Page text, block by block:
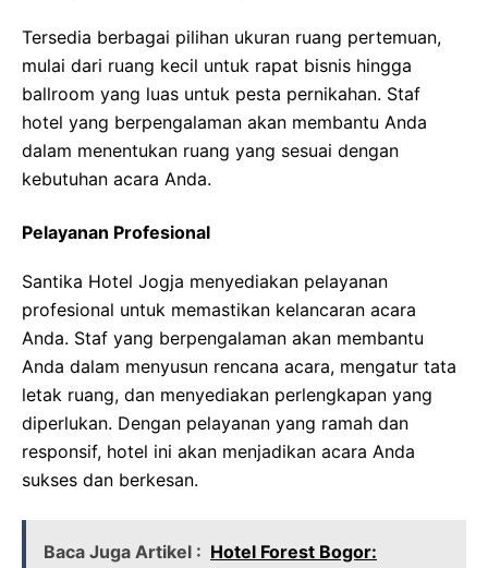
Tersedia berbagai pilihan ukuran ruang pertemuan,
mulai dari ruang kecil untuk rapat bisnis hingga
ballroom yang luas untuk pesta pernikahan. Staf
hotel yang berpengalaman akan membantu Anda
dalam menentukan ruang yang sesuai dengan
kebutuhan acara Anda.
Pelayanan Profesional
Santika Hotel Jogja menyediakan pelayanan
profesional untuk memastikan kelancaran acara
Anda. Staf yang berpengalaman akan membantu
Anda dalam menyusun rencana acara, mengatur tata
letak ruang, dan menyediakan perlengkapan yang
diperlukan. Dengan pelayanan yang ramah dan
responsif, hotel ini akan menjadikan acara Anda
sukses dan berkesan.
Baca Juga Artikel : Hotel Forest Bogor: